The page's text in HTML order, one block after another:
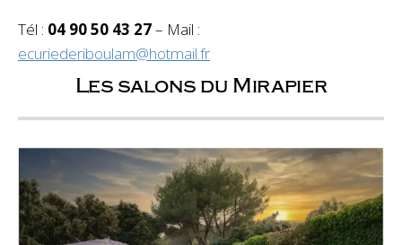
Tél : 04 90 50 43 27– Mail :
ecuriederiboulam@hotmail.fr
Les salons du Mirapier